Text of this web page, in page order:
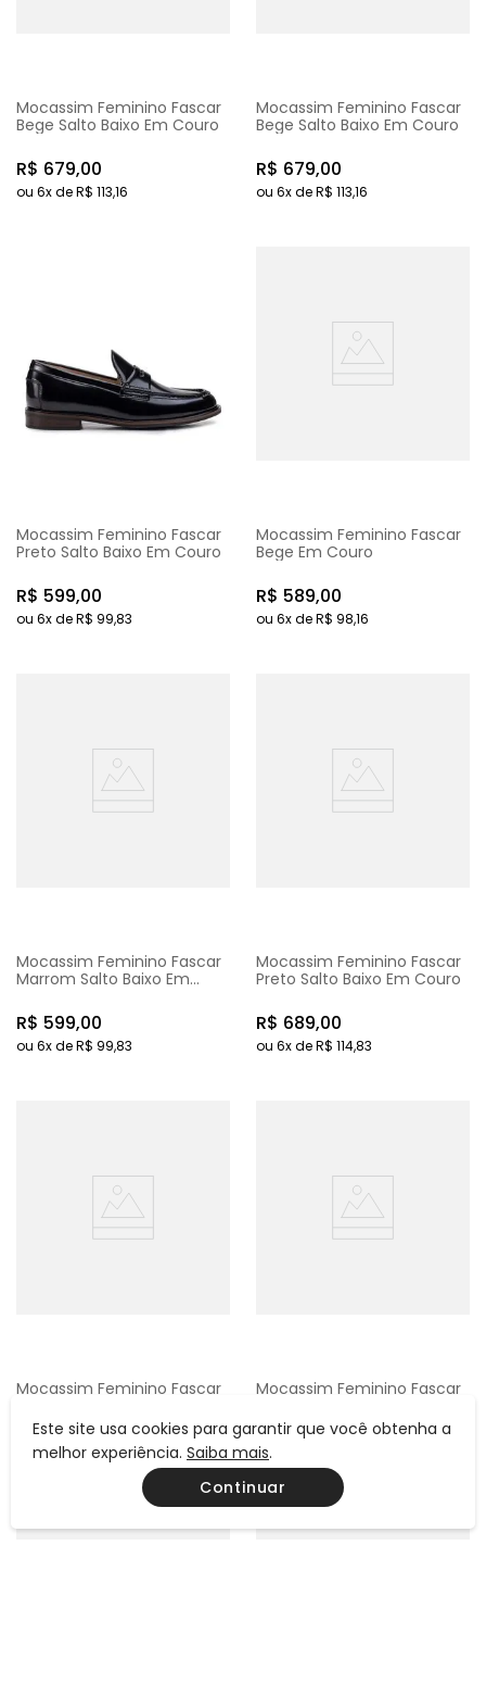
Mocassim Feminino Fascar
Bege Salto Baixo Em Couro
R$ 679,00
ou 6x deR$ 113,16
Mocassim Feminino Fascar
Bege Salto Baixo Em Couro
R$ 679,00
ou 6x deR$ 113,16
Mocassim Feminino Fascar
Preto Salto Baixo Em Couro
R$ 599,00
ou 6x deR$ 99,83
Mocassim Feminino Fascar
Bege Em Couro
R$ 589,00
ou 6x deR$ 98,16
Mocassim Feminino Fascar
Marrom Salto Baixo Em
R$ 599,00
ou 6x deR$ 99,83
Mocassim Feminino Fascar
Preto Salto Baixo Em Couro
R$ 689,00
ou 6x deR$ 114,83
Mocassim Feminino Fascar
R$679,00
Mocassim Feminino Fascar
R$
ou6x deR$98
Este site usa cookies para garantir que você obtenha a
melhor experiência. Saiba mais.
Continuar